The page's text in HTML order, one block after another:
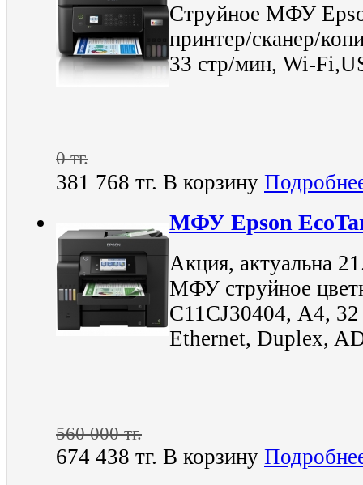
Струйное МФУ
принтер/сканер/
33 стр/мин, Wi-
0 тг.
381 768 тг. В корзину
МФУ Epson
Акция, актуальна
МФУ струйное
C11CJ30404, А4,
Ethernet, Duplex,
560 000 тг.
674 438 тг. В корзину